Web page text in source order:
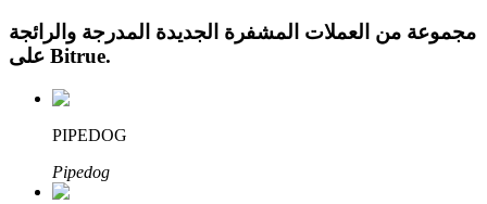
القروض
خدمة الاقتراض المدعومة بالعملات المشفرة
مجموعة من العملات المشفرة الجديدة المدرجة والرائجة
Bitrue.
PIPEDOG
Pipedog